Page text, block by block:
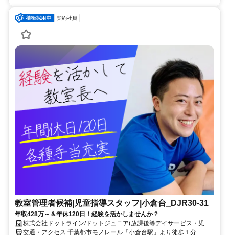
契約社員
教室管理者候補|児童指導スタッフ|小倉台_DJR30-31
年収428万～＆年休120日！経験を活かしませんか？
株式会社ドットライン/ドットジュニア(放課後等デイサービス・児童
発達支援) 小倉台教室
交通・アクセス 千葉都市モノレール「小倉台駅」より徒歩１分